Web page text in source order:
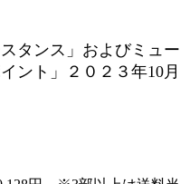
タンス」およびミュ
ント」２０２３年10月